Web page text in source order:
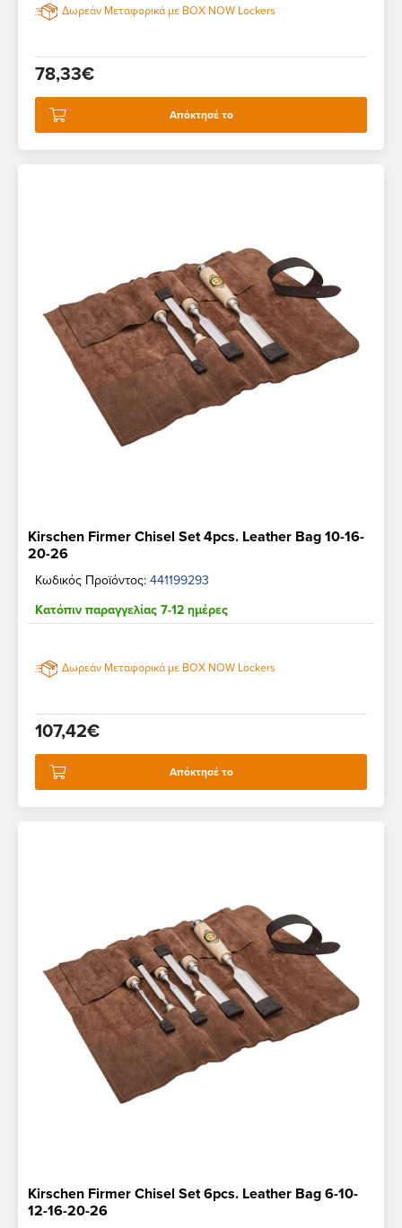
Δωρεάν Μεταφορικά με BOX NOW Lockers
78,33€
Απόκτησέ το
Kirschen Firmer Chisel Set 4pcs. Leather Bag 10-16-
20-26
Κωδικός Προϊόντος: 441199293
Κατόπιν παραγγελίας 7-12 ημέρες
Δωρεάν Μεταφορικά με BOX NOW Lockers
107,42€
Απόκτησέ το
Kirschen Firmer Chisel Set 6pcs. Leather Bag 6-10-
12-16-20-26